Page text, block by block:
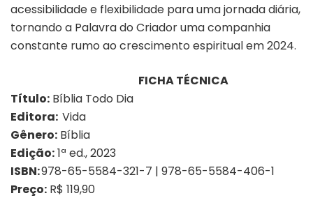
acessibilidade e flexibilidade para uma jornada diária,
tornando a Palavra do Criador uma companhia
constante rumo ao crescimento espiritual em 2024.
FICHA TÉCNICA
Título: Bíblia Todo Dia
Editora: Vida
Gênero: Bíblia
Edição:1ª ed., 2023
ISBN:978-65-5584-321-7 | 978-65-5584-406-1
Preço: R$ 119,90